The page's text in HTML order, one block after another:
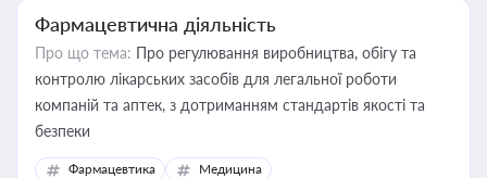
Фармацевтична діяльність
Про що тема: Про регулювання виробництва, обігу та
контролю лікарських засобів для легальної роботи
компаній та аптек, з дотриманням стандартів якості та
безпеки
Фармацевтика Медицина